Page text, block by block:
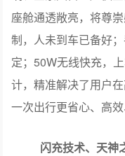
座舱通透敞亮，将尊
制，人未到车已备好
定；50W无线快充，
计，精准解决了用户
一次出行更省心、高效
闪充技术、天神